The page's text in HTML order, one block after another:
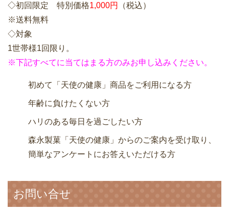
◇初回限定 特別価格1,000円
（税込）
※送料無料
◇対象
1世帯様1回限り。
※下記すべてに当てはまる方のみお申し込みください。
初めて「天使の健康」商品をご利用になる方
年齢に負けたくない方
ハリのある毎日を過ごしたい方
森永製菓「天使の健康」からのご案内を受け取り、
簡単なアンケートにお答えいただける方
お問い合せ